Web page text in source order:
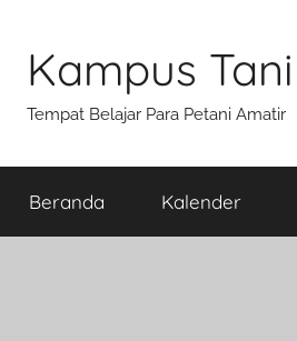
content
Kampus Tani
Tempat Belajar Para Petani Amatir
Beranda Kalender